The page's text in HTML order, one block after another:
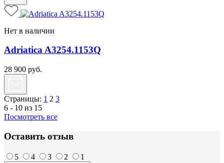
Нет в наличии
Adriatica A3254.1153Q
28 900 руб.
Страницы: 1 2 3
6 - 10 из 15
Посмотреть все
Оставить отзыв
5 4 3 2 1